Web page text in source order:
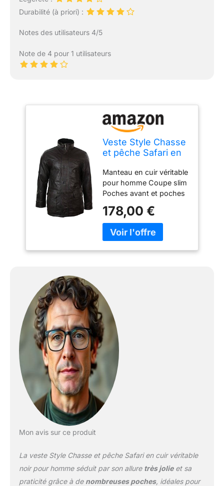
Durabilité (à priori) :
Notes des utilisateurs 4/5
Note de 4 pour 1 utilisateurs
Veste Style Chasse
et pêche Safari en
Homme - Marron
3XL
Manteau en cuir véritable
pour homme Coupe slim
Poches avant et poches
noir ou marron
Beaucoup d'autres styles
et couleurs disponibles
178,00 €
Mon avis sur ce produit
La veste Style Chasse et pêche Safari en cuir véritable
noir pour homme séduit par son allure très jolieet sa
praticité grâce à de nombreuses poches, idéales pour